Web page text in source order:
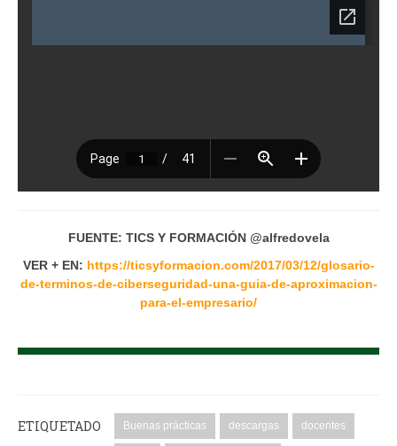
FUENTE: TICS Y FORMACIÓN @alfredovela
VER + EN: https://ticsyformacion.com/2017/03/12/glosario-
de-terminos-de-ciberseguridad-una-guia-de-aproximacion-
para-el-empresario/
ETIQUETADO Buenas prácticas descargas docentes